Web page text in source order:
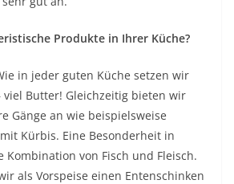
Produkte in Ihrer Küche?
in jeder guten Küche setzen wir
viel Butter! Gleichzeitig bieten wir
Gänge an wie beispielsweise
Kürbis. Eine Besonderheit in
Kombination von Fisch und Fleisch.
als Vorspeise einen Entenschinken